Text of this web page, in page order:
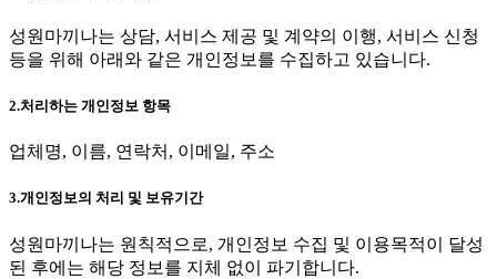
성원마끼나는 상담, 서비스 제공 및 계약의 이행, 서비스 신청
등을 위해 아래와 같은 개인정보를 수집하고 있습니다.
2.처리하는 개인정보 항목
업체명, 이름, 연락처, 이메일, 주소
3.개인정보의 처리 및 보유기간
성원마끼나는 원칙적으로, 개인정보 수집 및 이용목적이 달성
된 후에는 해당 정보를 지체 없이 파기합니다.